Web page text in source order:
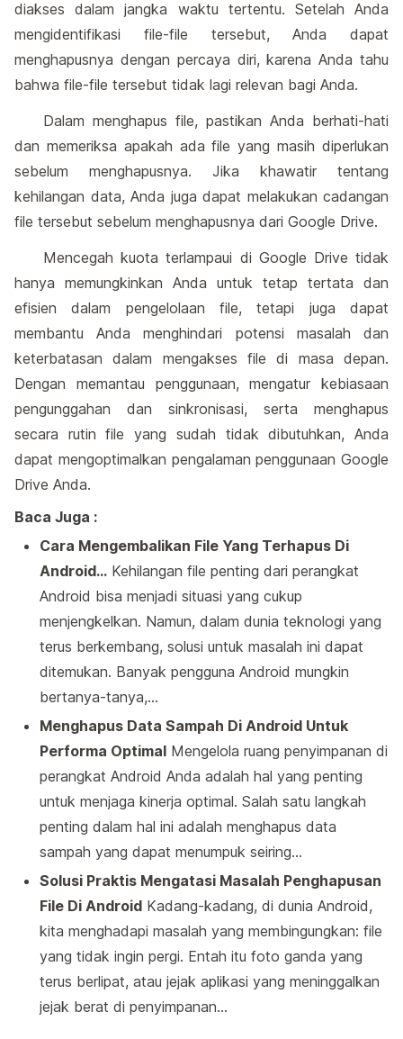
diakses dalam jangka waktu tertentu. Setelah Anda
mengidentifikasi file-file tersebut, Anda dapat
menghapusnya dengan percaya diri, karena Anda tahu
bahwa file-file tersebut tidak lagi relevan bagi Anda.
Dalam menghapus file, pastikan Anda berhati-hati
dan memeriksa apakah ada file yang masih diperlukan
sebelum menghapusnya. Jika khawatir tentang
kehilangan data, Anda juga dapat melakukan cadangan
file tersebut sebelum menghapusnya dari Google Drive.
Mencegah kuota terlampaui di Google Drive tidak
hanya memungkinkan Anda untuk tetap tertata dan
efisien dalam pengelolaan file, tetapi juga dapat
membantu Anda menghindari potensi masalah dan
keterbatasan dalam mengakses file di masa depan.
Dengan memantau penggunaan, mengatur kebiasaan
pengunggahan dan sinkronisasi, serta menghapus
secara rutin file yang sudah tidak dibutuhkan, Anda
dapat mengoptimalkan pengalaman penggunaan Google
Drive Anda.
Baca Juga :
Cara Mengembalikan File Yang Terhapus Di
Android… Kehilangan file penting dari perangkat
Android bisa menjadi situasi yang cukup
menjengkelkan. Namun, dalam dunia teknologi yang
terus berkembang, solusi untuk masalah ini dapat
ditemukan. Banyak pengguna Android mungkin
bertanya-tanya,…
Menghapus Data Sampah Di Android Untuk
Performa Optimal Mengelola ruang penyimpanan di
perangkat Android Anda adalah hal yang penting
untuk menjaga kinerja optimal. Salah satu langkah
penting dalam hal ini adalah menghapus data
sampah yang dapat menumpuk seiring…
Solusi Praktis Mengatasi Masalah Penghapusan
File Di Android Kadang-kadang, di dunia Android,
kita menghadapi masalah yang membingungkan: file
yang tidak ingin pergi. Entah itu foto ganda yang
terus berlipat, atau jejak aplikasi yang meninggalkan
jejak berat di penyimpanan…